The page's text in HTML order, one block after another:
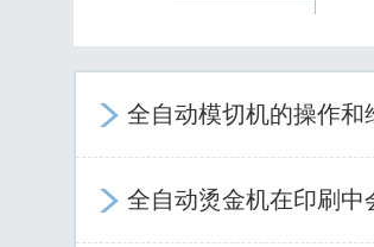
 全自动模切机的操作和
 全自动烫金机在印刷中